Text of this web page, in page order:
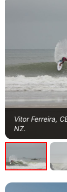
Vitor Ferreira,
NZ.